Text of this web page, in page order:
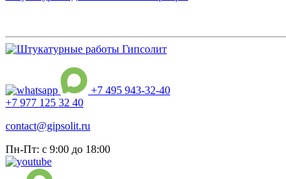
+7 495 943-32-40
+7 977 125 32 40
contact@gipsolit.ru
Пн-Пт: с 9:00 до 18:00